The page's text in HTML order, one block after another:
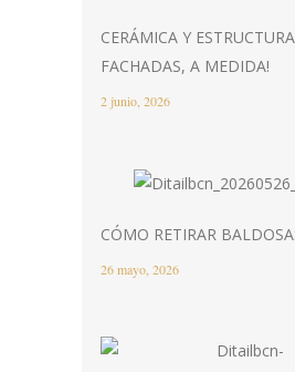
CERÁMICA Y
FACHADAS, A MEDIDA!
2 junio, 2026
CÓMO RETIRAR
26 mayo, 2026